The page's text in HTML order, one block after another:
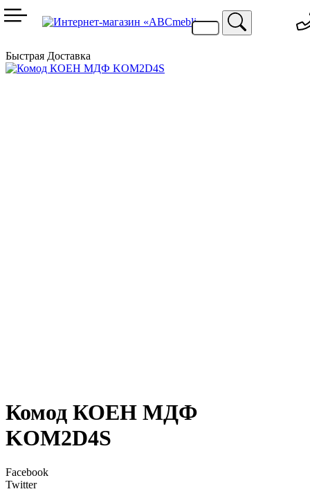
Быстрая Доставка
Комод КОЕН МДФ
KOM2D4S
Facebook
Twitter